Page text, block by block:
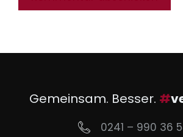
Gemeinsam. Besser. #
0241 – 990 36